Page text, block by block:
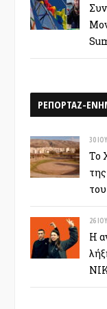
ΡΕΠΟΡΤΑΖ-
30
Το
26
Η